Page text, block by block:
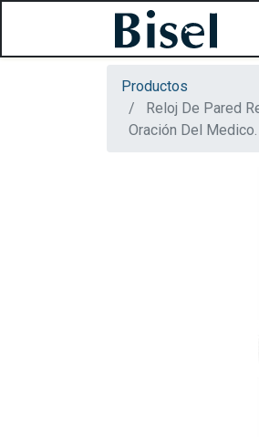
Productos
Reloj De Pared
Oración Del Medico.